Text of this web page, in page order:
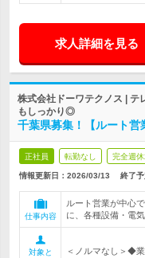
求人詳細を見る
株式会社ドーワテクノス |
もしっかり◎
千葉県募集！【ルート
正社員 転勤なし 完全週休
情報更新日：2026/03/13 終了予
仕事内容
ルート営業が中心
に、各種設備・電
対象と
＜ノルマなし＞◆